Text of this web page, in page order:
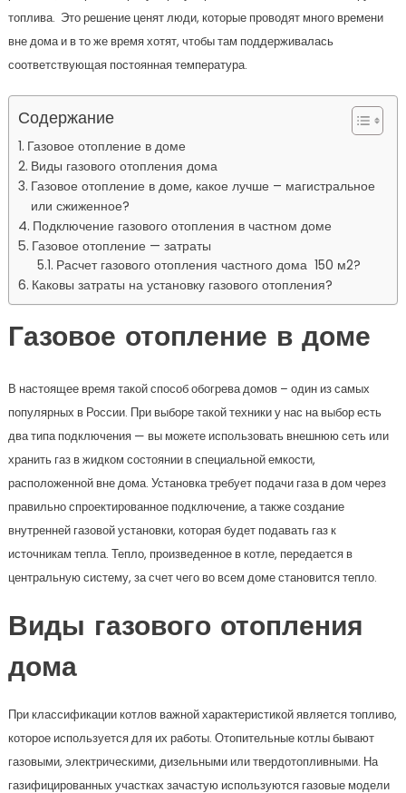
топлива. Это решение ценят люди, которые проводят много времени
вне дома и в то же время хотят, чтобы там поддерживалась
соответствующая постоянная температура.
Содержание
Газовое отопление в доме
Виды газового отопления дома
Газовое отопление в доме, какое лучше – магистральное
или сжиженное?
Подключение газового отопления в частном доме
Газовое отопление — затраты
Расчет газового отопления частного дома 150 м2?
Каковы затраты на установку газового отопления?
Газовое отопление в доме
В настоящее время такой способ обогрева домов – один из самых
популярных в России. При выборе такой техники у нас на выбор есть
два типа подключения — вы можете использовать внешнюю сеть или
хранить газ в жидком состоянии в специальной емкости,
расположенной вне дома. Установка требует подачи газа в дом через
правильно спроектированное подключение, а также создание
внутренней газовой установки, которая будет подавать газ к
источникам тепла. Тепло, произведенное в котле, передается в
центральную систему, за счет чего во всем доме становится тепло.
Виды газового отопления
дома
При классификации котлов важной характеристикой является топливо,
которое используется для их работы. Отопительные котлы бывают
газовыми, электрическими, дизельными или твердотопливными. На
газифицированных участках зачастую используются газовые модели